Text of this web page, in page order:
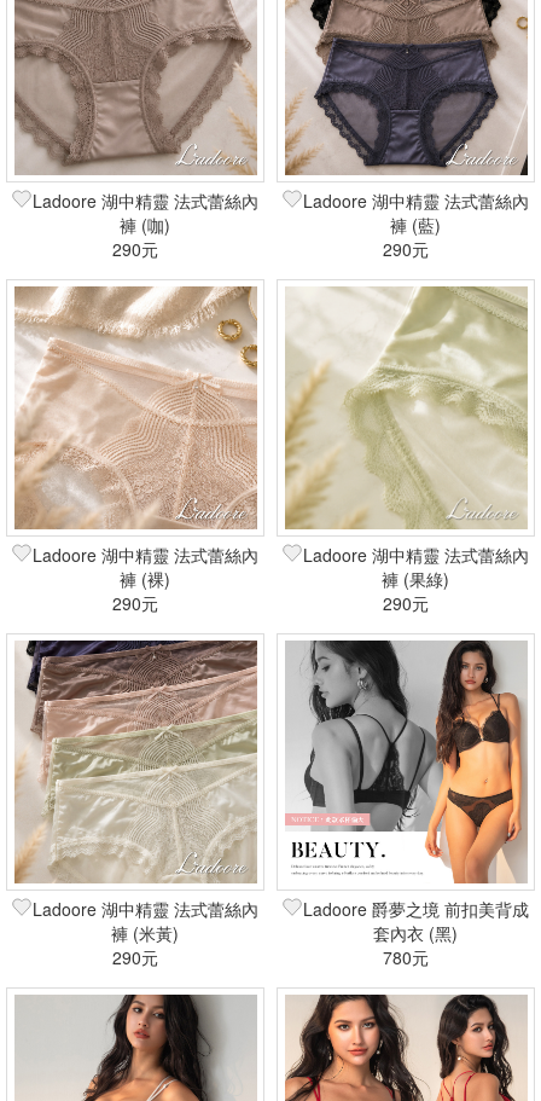
Ladoore 湖中精靈 法式蕾絲內
褲 (咖)
290元
Ladoore 湖中精靈 法式蕾絲內
褲 (藍)
290元
Ladoore 湖中精靈 法式蕾絲內
褲 (裸)
290元
Ladoore 湖中精靈 法式蕾絲內
褲 (果綠)
290元
Ladoore 湖中精靈 法式蕾絲內
褲 (米黃)
290元
Ladoore 爵夢之境 前扣美背成
套內衣 (黑)
780元